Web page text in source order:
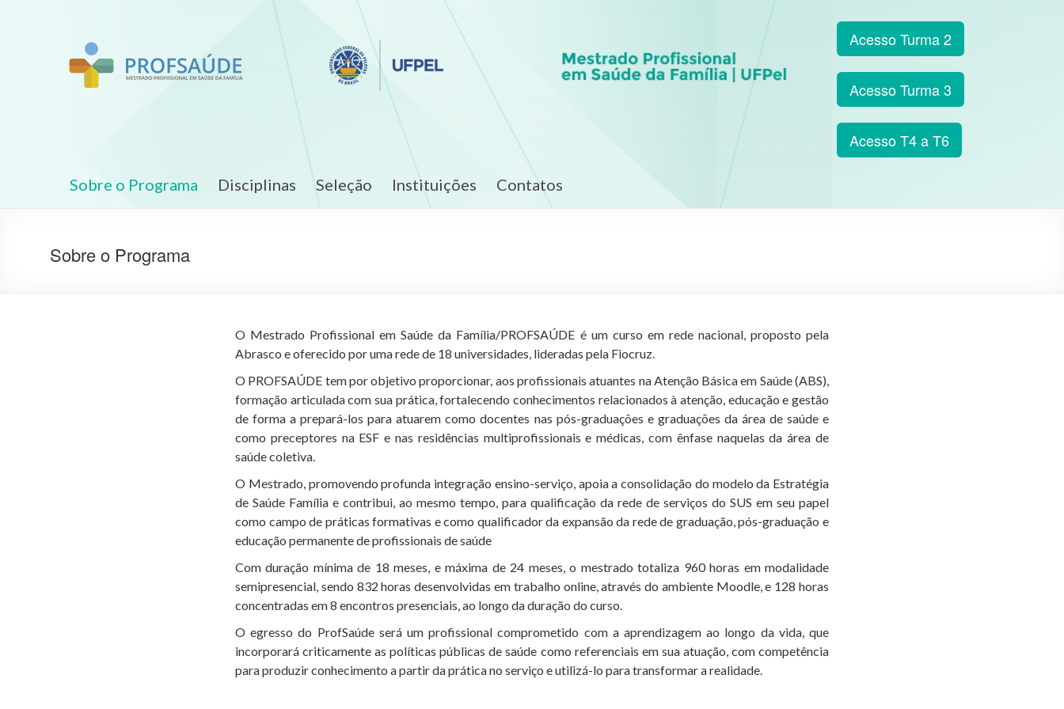
Acesso Turma 2
Acesso Turma 3
Acesso T4 a T6
Sobre o Programa Disciplinas Seleção Instituições Contatos
Sobre o Programa
O Mestrado Profissional em Saúde da Família/PROFSAÚDE é um curso em rede nacional, proposto pela
Abrasco e oferecido por uma rede de 18 universidades, lideradas pela Fiocruz.
O PROFSAÚDE tem por objetivo proporcionar, aos profissionais atuantes na Atenção Básica em Saúde (ABS),
formação articulada com sua prática, fortalecendo conhecimentos relacionados à atenção, educação e gestão
de forma a prepará-los para atuarem como docentes nas pós-graduações e graduações da área de saúde e
como preceptores na ESF e nas residências multiprofissionais e médicas, com ênfase naquelas da área de
saúde coletiva.
O Mestrado, promovendo profunda integração ensino-serviço, apoia a consolidação do modelo da Estratégia
de Saúde Família e contribui, ao mesmo tempo, para qualificação da rede de serviços do SUS em seu papel
como campo de práticas formativas e como qualificador da expansão da rede de graduação, pós-graduação e
educação permanente de profissionais de saúde
Com duração mínima de 18 meses, e máxima de 24 meses, o mestrado totaliza 960 horas em modalidade
semipresencial, sendo 832 horas desenvolvidas em trabalho online, através do ambiente Moodle, e 128 horas
concentradas em 8 encontros presenciais, ao longo da duração do curso.
O egresso do ProfSaúde será um profissional comprometido com a aprendizagem ao longo da vida, que
incorporará criticamente as políticas públicas de saúde como referenciais em sua atuação, com competência
para produzir conhecimento a partir da prática no serviço e utilizá-lo para transformar a realidade.